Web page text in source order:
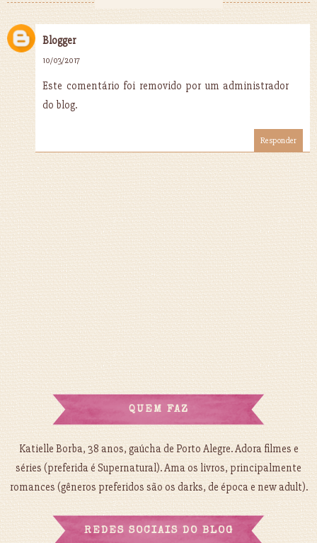
Blogger
10/03/2017
Este comentário foi removido por um administrador
do blog.
Responder
QUEM FAZ
Katielle Borba, 38 anos, gaúcha de Porto Alegre. Adora filmes e
séries (preferida é Supernatural). Ama os livros, principalmente
romances (gêneros preferidos são os darks, de época e new adult).
REDES SOCIAIS DO BLOG